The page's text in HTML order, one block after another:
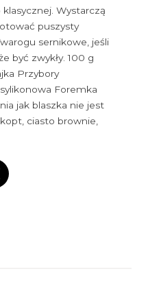
Wystarczą
puszysty
sernikowe, jeśli
być zwykły. 100 g
Przybory
Foremka
jak blaszka nie jest
ciasto brownie,